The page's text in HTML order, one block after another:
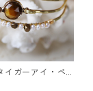
イガーアイ・ペ
バングル